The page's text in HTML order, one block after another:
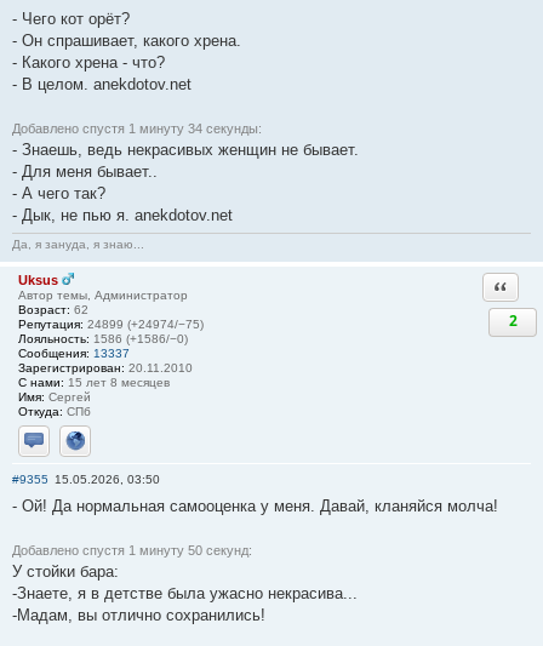
- Чего кот орёт?
- Он спрашивает, какого хрена.
- Какого хрена - что?
- В целом. anekdotov.net
Добавлено спустя 1 минуту 34 секунды:
- Знаешь, ведь некрасивых женщин не бывает.
- Для меня бывает..
- А чего так?
- Дык, не пью я. anekdotov.net
Да, я зануда, я знаю...
Uksus
Автор темы, Администратор
Возраст: 62
Репутация: 24899 (+24974/−75)
Лояльность: 1586 (+1586/−0)
Сообщения: 13337
Зарегистрирован: 20.11.2010
С нами: 15 лет 8 месяцев
Имя: Сергей
Откуда: СПб
Отправить личное сообщение
Сайт
2
#9355 15.05.2026, 03:50
- Ой! Да нормальная самооценка у меня. Давай, кланяйся молча!
Добавлено спустя 1 минуту 50 секунд:
У стойки бара:
-Знаете, я в детстве была ужасно некрасива...
-Мадам, вы отлично сохранились!